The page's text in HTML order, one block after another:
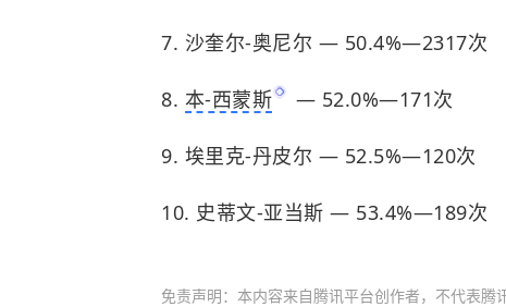
7. 沙奎尔-奥尼尔 — 50.4%—2317次
8. 本-西蒙斯 — 52.0%—171次
9. 埃里克-丹皮尔 — 52.5%—120次
10. 史蒂文-亚当斯 — 53.4%—189次
免责声明：本内容来自腾讯平台创作者，不代表腾